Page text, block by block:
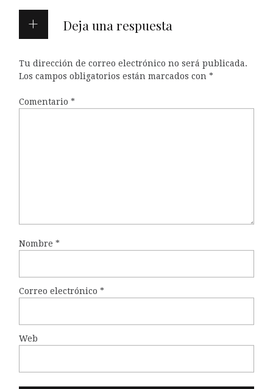
Deja una respuesta
Tu dirección de correo electrónico no será publicada.
Los campos obligatorios están marcados con *
Comentario *
Nombre *
Correo electrónico *
Web